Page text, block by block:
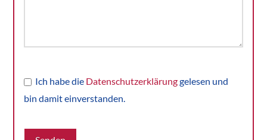
Ich habe die Datenschutzerklärunggelesen und
bin damit einverstanden.